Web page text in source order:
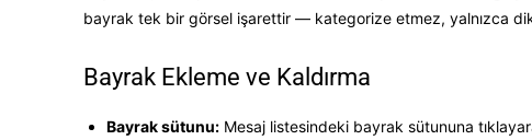
bayrak tek bir görsel işarettir — kategorize etmez, yalnızca
Bayrak Ekleme ve Kaldırma
Bayrak sütunu: Mesaj listesindeki bayrak sütununa